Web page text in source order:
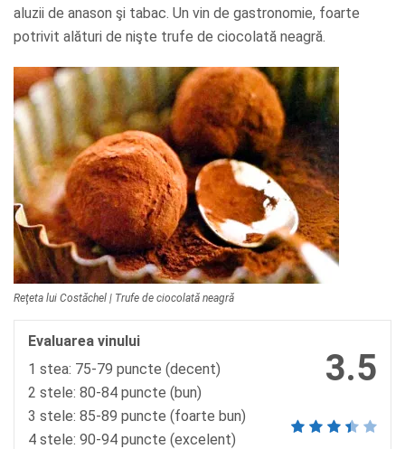
aluzii de anason şi tabac. Un vin de gastronomie, foarte
potrivit alături de nişte trufe de ciocolată neagră.
Reţeta lui Costăchel | Trufe de ciocolată neagră
3.5
Evaluarea vinului
1 stea: 75-79 puncte (decent)
2 stele: 80-84 puncte (bun)
3 stele: 85-89 puncte (foarte bun)
4 stele: 90-94 puncte (excelent)